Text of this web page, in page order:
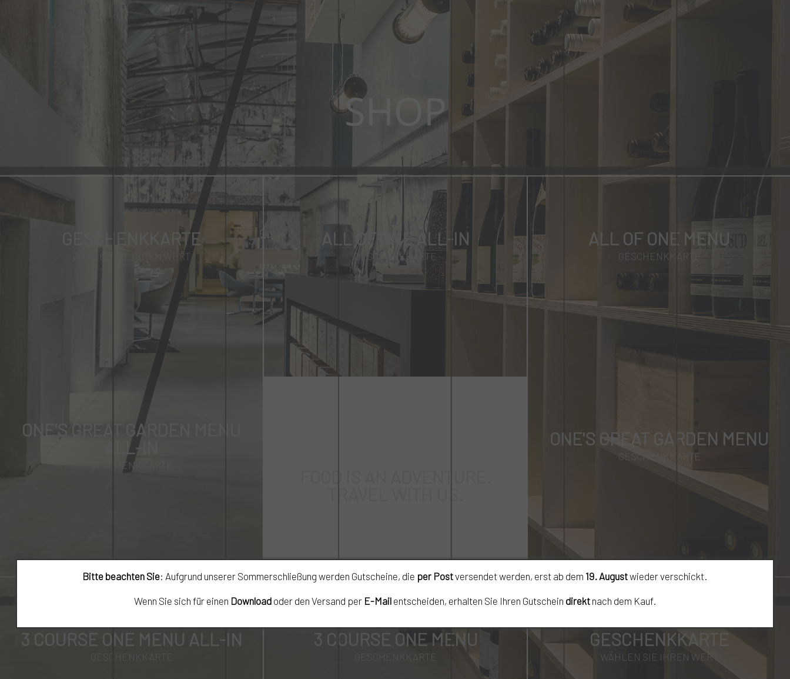
SHOP
GESCHENKKARTE
WÄHLEN SIE IHREN WERT
ALL OF ONE ALL-IN
GESCHENKKARTE
ALL OF ONE MENU
GESCHENKKARTE
ONE'S GREAT GARDEN MENU
ALL-IN
GESCHENKKARTE
ONE'S GREAT GARDEN MENU
GESCHENKKARTE
3 COURSE ONE MENU ALL-IN 3 COURSE ONE MENU
GESCHENKKARTE
GESCHENKKARTE
WÄHLEN SIE IHREN WERT
Bitte beachten Sie: Aufgrund unserer Sommerschließung werden Gutscheine, die per Postversendet werden, erst ab dem 19. Augustwieder verschickt.
Wenn Sie sich für einen Downloadoder den Versand per E-Mailentscheiden, erhalten Sie Ihren Gutschein direktnach dem Kauf.